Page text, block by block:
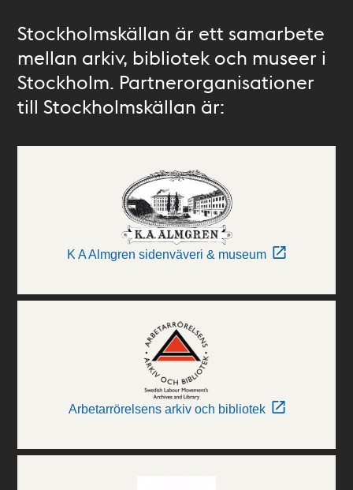
Stockholmskällan är ett samarbete
mellan arkiv, bibliotek och museer i
Stockholm. Partnerorganisationer
till Stockholmskällan är:
K A Almgren sidenväveri & museum
Arbetarrörelsens arkiv och bibliotek